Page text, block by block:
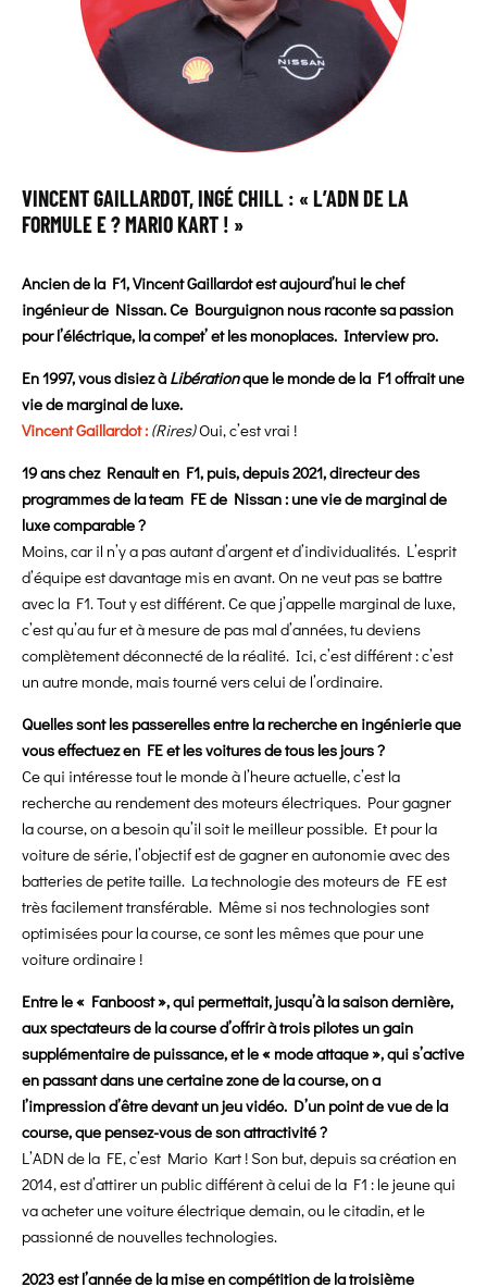
VINCENT GAILLARDOT, INGÉ CHILL : « L’ADN DE LA
FORMULE E ? MARIO KART ! »
Ancien de la F1, Vincent Gaillardot est aujourd’hui lechef
ingénieur de Nissan. Ce Bourguignon nous raconte sa passion
pour l’éléctrique, la compet’ et les monoplaces. Interview pro.
En 1997, vous disiez àLibérationque le monde de la F1 offrait une
vie de marginal de luxe.
Vincent Gaillardot: (Rires)Oui, c’est vrai !
19 ans chez Renault en F1, puis, depuis 2021, directeur des
programmes de la team FE de Nissan : une vie de marginal de
luxe comparable ?
Moins, car il n’y a pas autant d’argent et d’individualités. L’esprit
d’équipe est davantage mis en avant. On ne veut pas se battre
avec la F1. Tout y est différent. Ce que j’appelle marginal de luxe,
c’est qu’au fur et à mesure de pas mal d’années, tu deviens
complètement déconnecté de la réalité. Ici, c’est différent : c’est
un autre monde, mais tourné vers celui de l’ordinaire.
Quelles sont les passerelles entre la recherche en ingénierie que
vous effectuez en FE et les voitures de tous les jours ?
Ce qui intéresse tout le monde à l’heure actuelle, c’est la
recherche au rendement des moteurs électriques. Pour gagner
la course, on a besoin qu’il soit le meilleur possible. Et pour la
voiture de série, l’objectif est de gagner en autonomie avec des
batteries de petite taille. La technologie des moteurs de FE est
très facilement transférable. Même si nos technologies sont
optimisées pour la course, ce sont les mêmes que pour une
voiture ordinaire !
Entre le « Fanboost », qui permettait, jusqu’à la saison dernière,
aux spectateurs de la course d’offrir à trois pilotes un gain
supplémentaire de puissance, et le « mode attaque », qui s’active
en passant dans une certaine zone de la course, on a
l’impression d’être devant un jeu vidéo. D’un point de vue de la
course, que pensez-vous de son attractivité ?
L’ADN de la FE, c’est Mario Kart ! Son but, depuis sa création en
2014, est d’attirer un public différent à celui de la F1 : le jeune qui
va acheter une voiture électrique demain, ou le citadin, et le
passionné de nouvelles technologies.
2023 est l’année de la mise en compétition de la troisième